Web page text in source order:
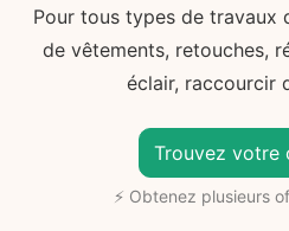
Pour tous types de travaux
de vêtements, retouches,
éclair, raccourcir
Trouvez votre
⚡ Obtenez plusieurs